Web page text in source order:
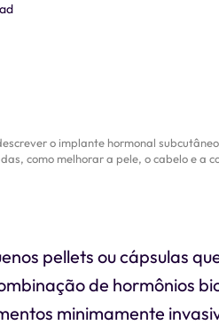
o implante hormonal
como melhorar a pele, o cabelo e a
pellets ou cápsulas
de hormônios
minimamente